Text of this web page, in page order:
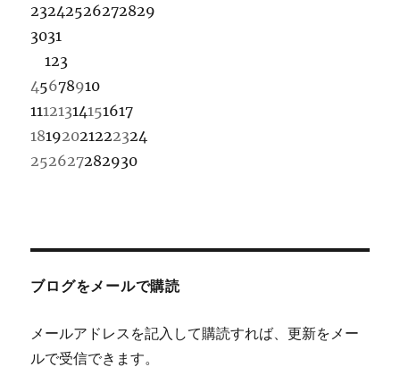
23242526272829
3031
123
45678910
11121314151617
18192021222324
252627282930
ブログをメールで購読
メールアドレスを記入して購読すれば、更新をメー
ルで受信できます。